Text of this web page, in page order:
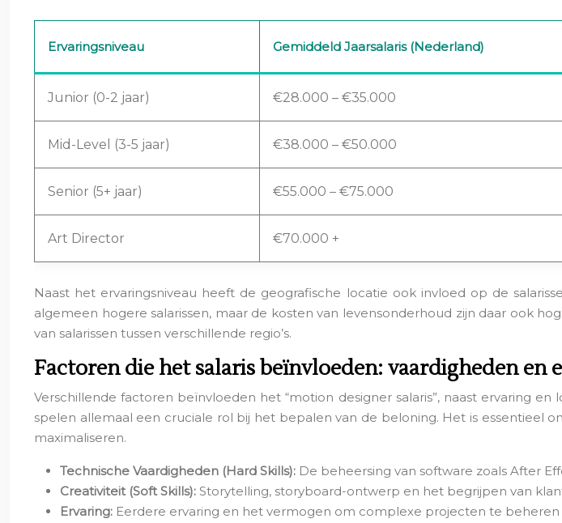
Ervaringsniveau Gemiddeld Jaarsalaris (Nederland)
Junior (0-2 jaar) €28.000 – €35.000
Mid-Level (3-5 jaar) €38.000 – €50.000
Senior (5+ jaar) €55.000 – €75.000
Art Director €70.000 +
Naast het ervaringsniveau heeft de geografische locatie ook invloed op de
algemeen hogere salarissen, maar de kosten van levensonderhoud zijn daar ook
van salarissen tussen verschillende regio’s.
Factoren die het salaris beïnvloeden: vaardigheden en
Verschillende factoren beïnvloeden het “motion designer salaris”, naast ervaring
spelen allemaal een cruciale rol bij het bepalen van de beloning. Het is essentieel
maximaliseren.
Technische Vaardigheden (Hard Skills): De beheersing van software zoals After
Creativiteit (Soft Skills): Storytelling, storyboard-ontwerp en het begrijpen van
Ervaring: Eerdere ervaring en het vermogen om complexe projecten te